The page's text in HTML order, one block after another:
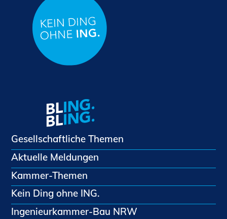
Gesellschaftliche Themen
Aktuelle Meldungen
Kammer-Themen
Kein Ding ohne ING.
Ingenieurkammer-Bau NRW